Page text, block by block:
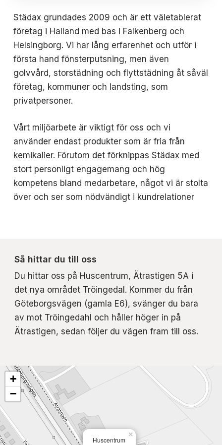
Städax grundades 2009 och är ett väletablerat
företag i Halland med bas i Falkenberg och
Helsingborg. Vi har lång erfarenhet och utför i
första hand fönsterputsning, men även
golvvård, storstädning och flyttstädning åt såväl
företag, kommuner och landsting, som
privatpersoner.
Vårt miljöarbete är viktigt för oss och vi
använder endast produkter som är fria från
kemikalier. Förutom det förknippas Städax med
stort personligt engagemang och hög
kompetens bland medarbetare, något vi är stolta
över och ser som nödvändigt i kundrelationer
Så hittar du till oss
Du hittar oss på Huscentrum, Ätrastigen 5A i
det nya området Tröingedal. Kommer du från
Göteborgsvägen (gamla E6), svänger du bara
av mot Tröingedahl och håller höger in på
Ätrastigen, sedan följer du vägen fram till oss.
Huscentrum
×
+
−